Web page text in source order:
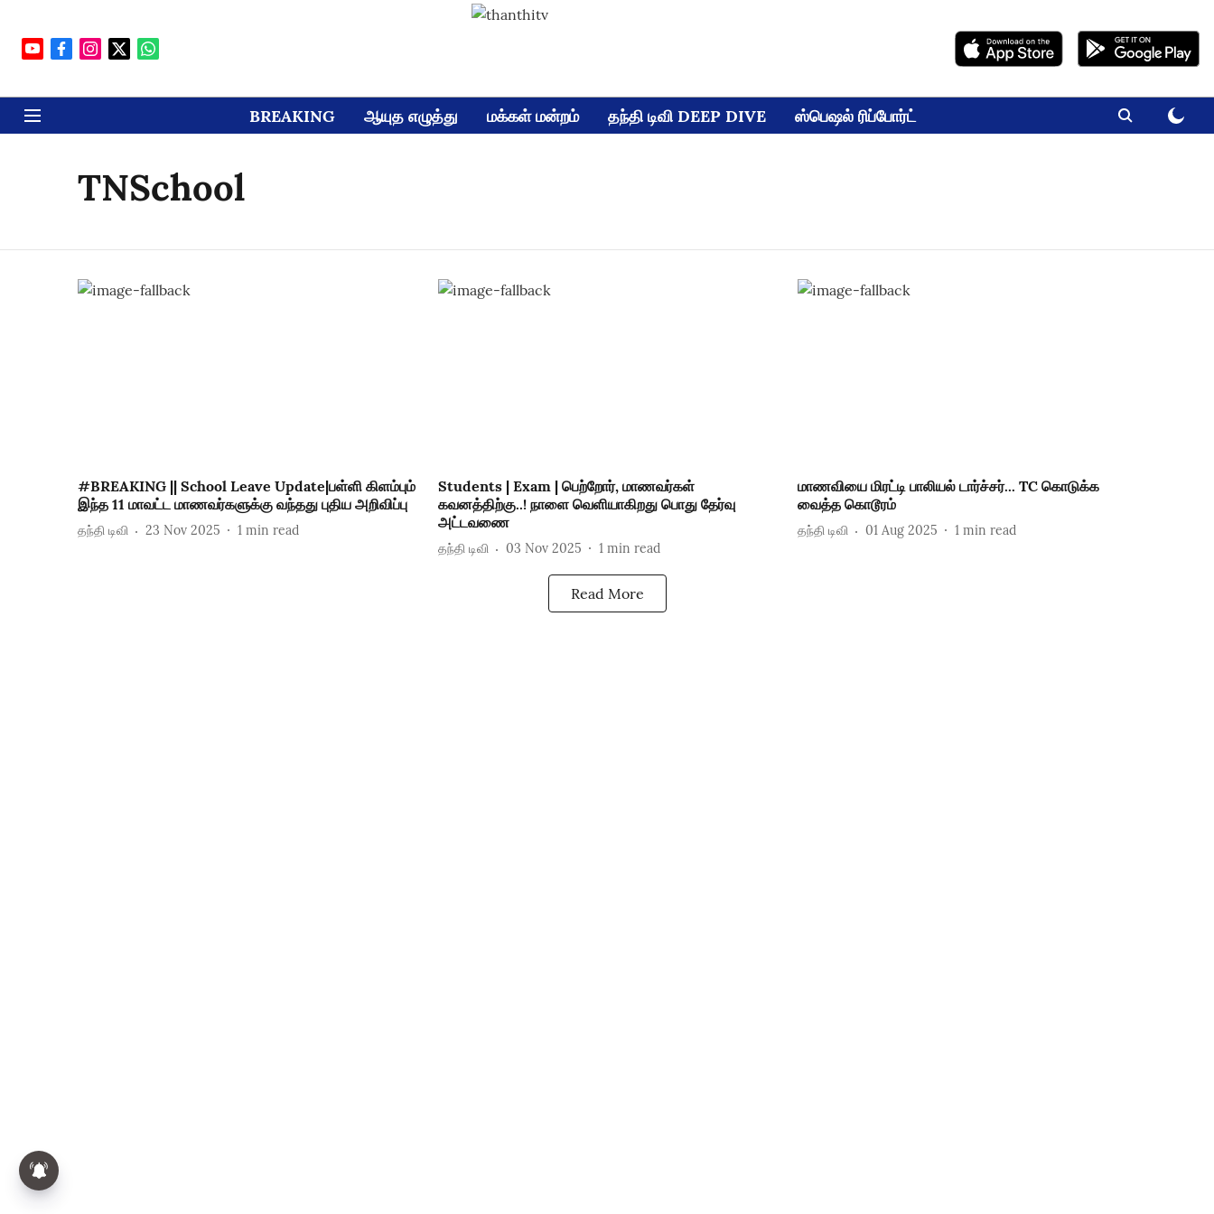
BREAKING ஆயுத எழுத்து மக்கள் மன்றம் தந்தி டிவி DEEP DIVE ஸ்பெஷல் ரிப்போர்ட்
TNSchool
#BREAKING || School Leave Update|பள்ளி கிளம்பும்
இந்த 11 மாவட்ட மாணவர்களுக்கு வந்தது புதிய அறிவிப்பு
தந்தி டிவி 23 Nov 2025 1 min read
Students | Exam | பெற்றோர், மாணவர்கள்
கவனத்திற்கு..! நாளை வெளியாகிறது பொது தேர்வு
அட்டவணை
தந்தி டிவி 03 Nov 2025 1 min read
மாணவியை மிரட்டி பாலியல் டார்ச்சர்... TC கொடுக்க
வைத்த கொடூரம்
தந்தி டிவி 01 Aug 2025 1 min read
Read More